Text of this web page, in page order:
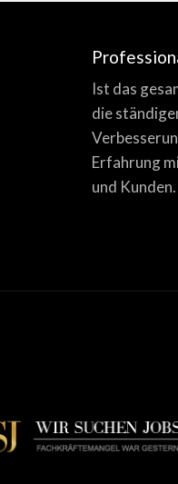
Ist das
die
Erfahrung
und Kunden.